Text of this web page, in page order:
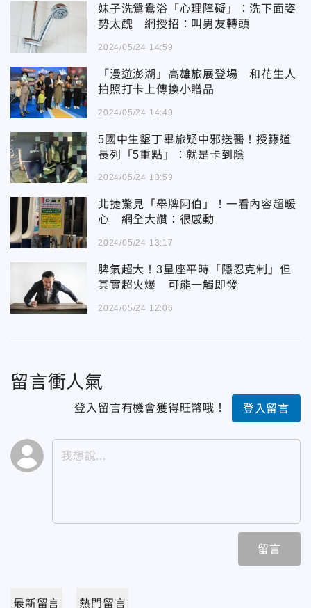
妹子洗鴛鴦浴「心理障礙」：洗下面姿
勢太醜 網授招：叫男友轉頭
2024/05/24 14:59
「漫遊澎湖」高雄旅展登場 和花生人
拍照打卡上傳換小贈品
2024/05/24 14:49
5國中生墾丁畢旅疑中邪送醫！授籙道
長列「5重點」：就是卡到陰
2024/05/24 13:59
北捷驚見「舉牌阿伯」！一看內容超暖
心 網全大讚：很感動
2024/05/24 13:17
脾氣超大！3星座平時「隱忍克制」但
其實超火爆 可能一觸即發
2024/05/24 12:06
留言衝人氣
登入留言有機會獲得旺幣哦！ 登入留言
留言
最新留言 熱門留言